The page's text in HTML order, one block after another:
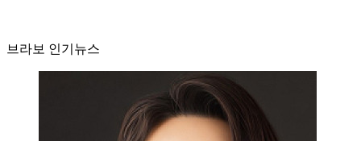
브라보 인기뉴스